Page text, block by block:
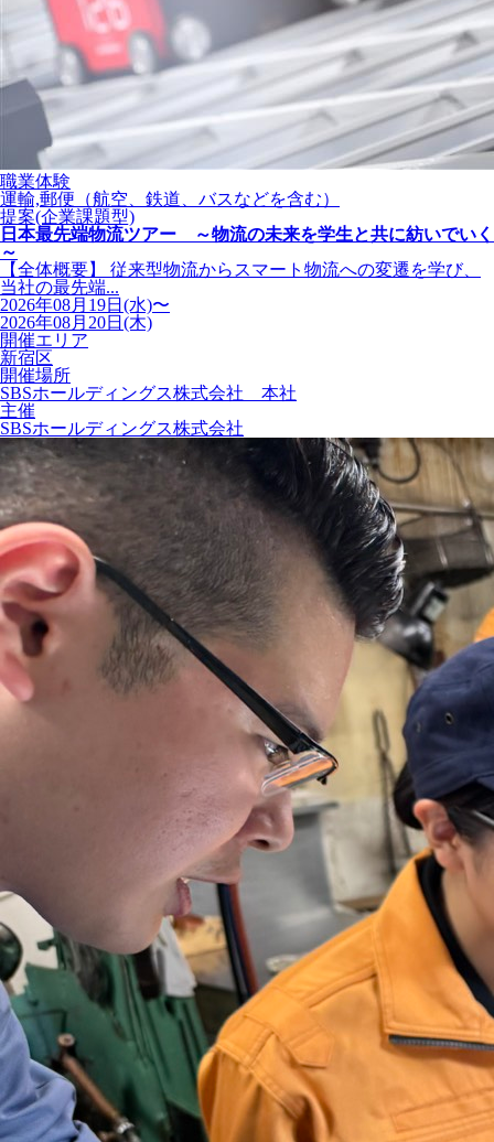
職業体験
運輸,郵便（航空、鉄道、バスなどを含む）
提案(企業課題型)
日本最先端物流ツアー ～物流の未来を学生と共に紡いでいく
～
【全体概要】 従来型物流からスマート物流への変遷を学び、
当社の最先端...
2026年08月19日(水)〜
2026年08月20日(木)
開催エリア
新宿区
開催場所
SBSホールディングス株式会社 本社
主催
SBSホールディングス株式会社